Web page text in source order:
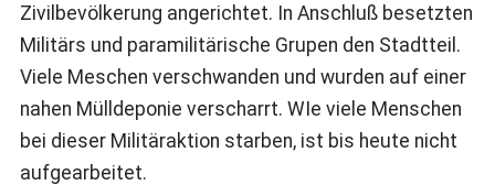
Zivilbevölkerung angerichtet. In Anschluß besetzten
Militärs und paramilitärische Grupen den Stadtteil.
Viele Meschen verschwanden und wurden auf einer
nahen Mülldeponie verscharrt. WIe viele Menschen
bei dieser Militäraktion starben, ist bis heute nicht
aufgearbeitet.